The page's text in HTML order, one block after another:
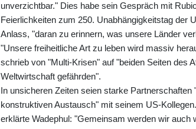
unverzichtbar." Dies habe sein Gespräch mit
Feierlichkeiten zum 250. Unabhängigkeitstag der
Anlass, "daran zu erinnern, was unsere Länder
"Unsere freiheitliche Art zu leben wird massiv
schrieb von "Multi-Krisen" auf "beiden Seiten des
Weltwirtschaft gefährden".
In unsicheren Zeiten seien starke
konstruktiven Austausch" mit seinem US-
erklärte Wadephul: "Gemeinsam werden wir auch